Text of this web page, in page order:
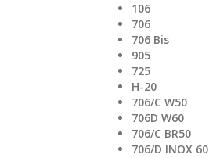
106
706
706 Bis
905
725
H-20
706/C W50
706D W60
706/C BR50
706/D INOX 60